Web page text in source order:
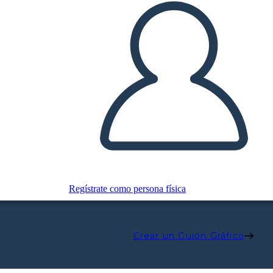
Regístrate como persona física
Crear un Guión Gráfico